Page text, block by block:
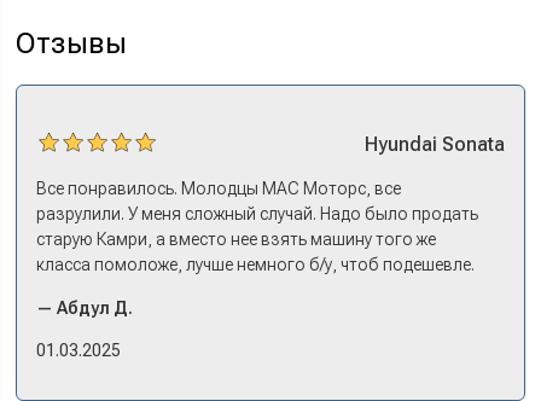
Отзывы
Hyundai Sonata
Все понравилось. Молодцы МАС Моторс, все
разрулили. У меня сложный случай. Надо было продать
старую Камри, а вместо нее взять машину того же
класса помоложе, лучше немного б/у, чтоб подешевле.
либо самому всем этим заниматься – а работать когда?
Либо искать салон, где есть нормальный трейд-ин. И
— Абдул Д.
01.03.2025